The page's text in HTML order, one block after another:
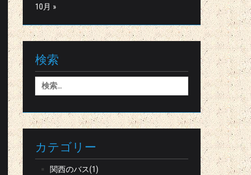
10月 »
検索
索:
カテゴリー
関西のバス(1)